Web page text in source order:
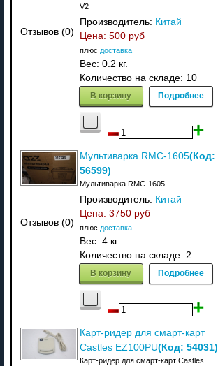
Отзывов (0)
V2
Производитель: Китай
Цена: 500 руб
плюс доставка
Вес: 0.2 кг.
Количество на складе: 10
В корзину Подробнее
Отзывов (0)
Мультиварка RMC-1605(Код:
56599)
Мультиварка RMC-1605
Производитель: Китай
Цена: 3750 руб
плюс доставка
Вес: 4 кг.
Количество на складе: 2
В корзину Подробнее
Карт-ридер для смарт-карт
Castles EZ100PU(Код: 54031)
Карт-ридер для смарт-карт Castles